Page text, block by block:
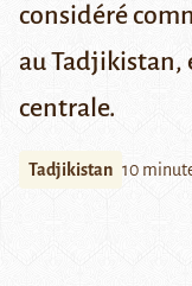
considéré
au Tadjikistan,
centrale.
Tadjikistan 10